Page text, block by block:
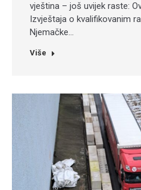
vještina – još uvijek raste:
Izvještaja o kvalifikovanim
Njemačke…
Više